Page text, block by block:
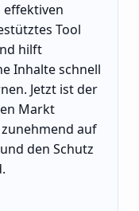
effektiven
Tool
hilft
Inhalte schnell
Jetzt ist der
Markt
auf
den Schutz